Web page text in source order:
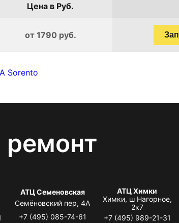
Цена в Руб.
от 1790 руб.
Sorento
ремонт
АТЦ Семеновская
Семёновский пер, 4А
+7 (495) 085-74-61
АТЦ Химки
Химки, ш Нагорное,
2к7
+7 (495) 989-21-31